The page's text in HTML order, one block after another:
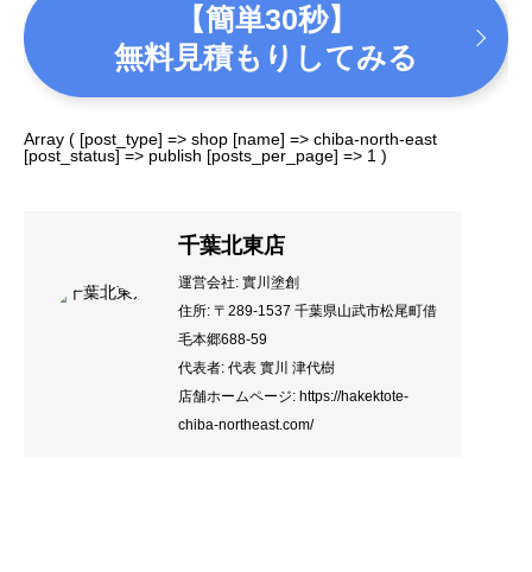
【簡単30秒】
無料見積もりしてみる
Array ( [post_type] => shop [name] => chiba-north-east
[post_status] => publish [posts_per_page] => 1 )
千葉北東店
運営会社: 實川塗創
住所: 〒289-1537 千葉県山武市松尾町借
毛本郷688-59
代表者: 代表 實川 津代樹
店舗ホームページ: https://hakektote-
chiba-northeast.com/